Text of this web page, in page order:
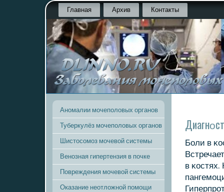
Главная Архив Контакты
Аномалии мочеполовых органов
Туберкулёз мочеполовых органов
Шистосомоз мочевой системы
Венозная гипертензия в почке
Повреждения мочевой системы
Оказание неотложной помощи
Боли в
в